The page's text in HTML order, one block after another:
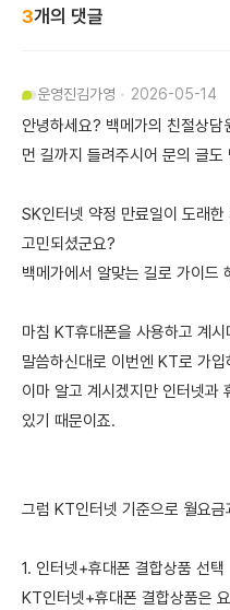
3개의 댓글
운영진김가영 2026-05-14
안녕하세요? 백메가의 친절상담
먼 길까지 들려주시어 문의 글
SK인터넷 약정 만료일이 도래
고민되셨군요?
백메가에서 알맞는 길로 가이드
마침 KT휴대폰을 사용하고 계시
말씀하신대로 이번엔 KT로 가
이마 알고 계시겠지만 인터넷과
있기 때문이죠.
그럼 KT인터넷 기준으로 월요
1. 인터넷+휴대폰 결합상품 선택
KT인터넷+휴대폰 결합상품은